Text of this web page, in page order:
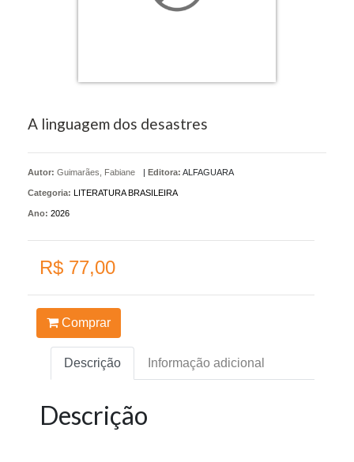
A linguagem dos desastres
Autor: Guimarães, Fabiane | Editora: ALFAGUARA
Categoria: LITERATURA BRASILEIRA
Ano: 2026
R$ 77,00
Comprar
Descrição Informação adicional
Descrição